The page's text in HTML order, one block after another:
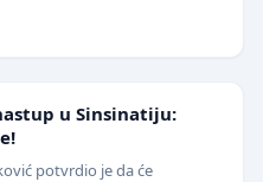
u Sinsinatiju:
potvrdio je da će